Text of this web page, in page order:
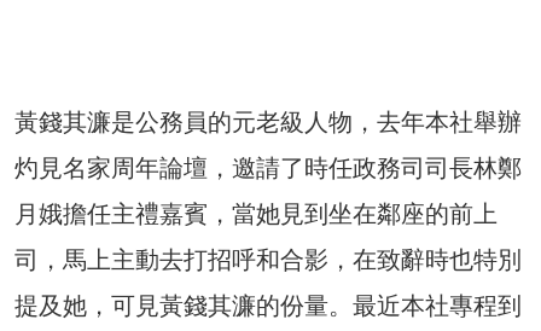
黃錢其濂是公務員的元老級人物，去年本社舉辦
灼見名家周年論壇，邀請了時任政務司司長林鄭
月娥擔任主禮嘉賓，當她見到坐在鄰座的前上
司，馬上主動去打招呼和合影，在致辭時也特別
提及她，可見黃錢其濂的份量。最近本社專程到